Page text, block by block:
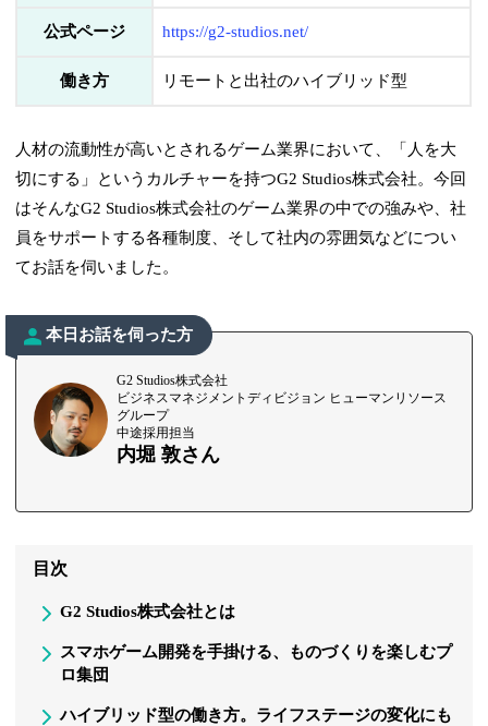
公式ページ https://g2-studios.net/
働き方 リモートと出社のハイブリッド型
人材の流動性が高いとされるゲーム業界において、「人を大
切にする」というカルチャーを持つG2 Studios株式会社。今回
はそんなG2 Studios株式会社のゲーム業界の中での強みや、社
員をサポートする各種制度、そして社内の雰囲気などについ
てお話を伺いました。
本日お話を伺った方
G2 Studios株式会社
ビジネスマネジメントディビジョン ヒューマンリソース
グループ
中途採用担当
内堀 敦さん
目次
G2 Studios株式会社とは
スマホゲーム開発を手掛ける、ものづくりを楽しむプ
ロ集団
ハイブリッド型の働き方。ライフステージの変化にも